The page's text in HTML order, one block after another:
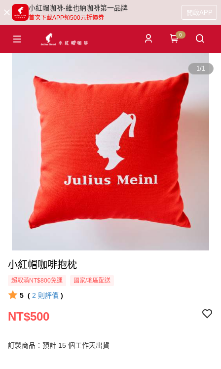
小紅帽咖啡-維也納咖啡第一品牌
首次下載APP領500元折價券
開啟APP
0
1/1
小紅帽咖啡抱枕
超取滿NT$800免運 國家/地區配送
5 ( 2 則評價 )
NT$500
訂製商品：預計 15 個工作天出貨